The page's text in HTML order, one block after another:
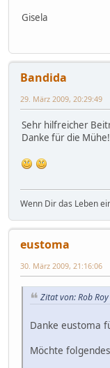
Gisela
Bandida
29. März 2009, 20:29:49
Sehr hilfreicher
Danke für die Mühe!
Wenn Dir das Leben
eustoma
30. März 2009, 21:16:06
Zitat von: Rob
Danke eustoma
Möchte